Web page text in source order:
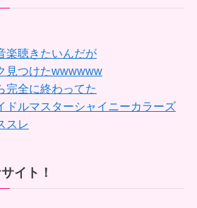
楽聴きたいんだが
見つけたwwwwww
完全に終わってた
ドルマスターシャイニーカラーズ
スレ
イト！